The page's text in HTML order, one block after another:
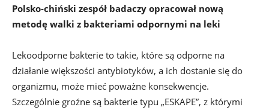
Polsko-chiński zespół badaczy opracował nową
metodę walki z bakteriami odpornymi na leki
Lekoodporne bakterie to takie, które są odporne na
działanie większości antybiotyków, a ich dostanie się do
organizmu, może mieć poważne konsekwencje.
Szczególnie groźne są bakterie typu „ESKAPE”, z którymi